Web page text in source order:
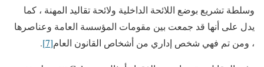
وسلطة تشريع بوضع اللائحة الداخلية ولائحة تقاليد المهنة ، كما
يدل على أنها قد جمعت بين مقومات المؤسسة العامة وعناصرها
، ومن تم فهي شخص إداري من أشخاص القانون العام[7]
.